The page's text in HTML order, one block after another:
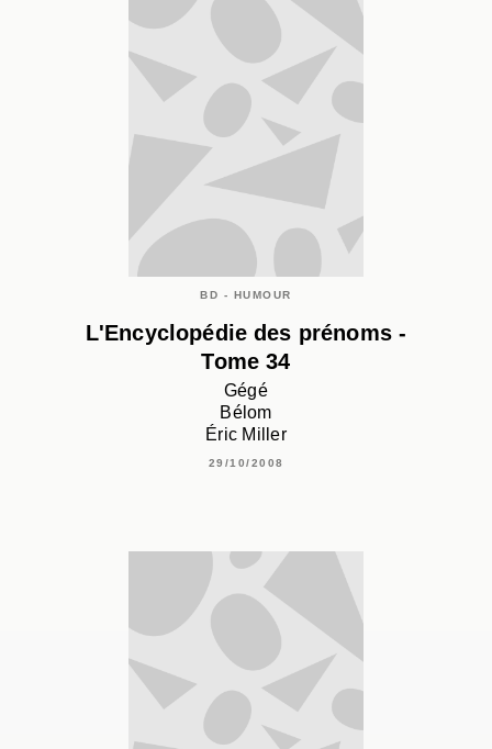
BD - HUMOUR
L'Encyclopédie des prénoms -
Tome 34
Gégé
Bélom
Éric Miller
29/10/2008